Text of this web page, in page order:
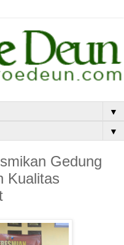
▼
▼
Gedung
Kualitas